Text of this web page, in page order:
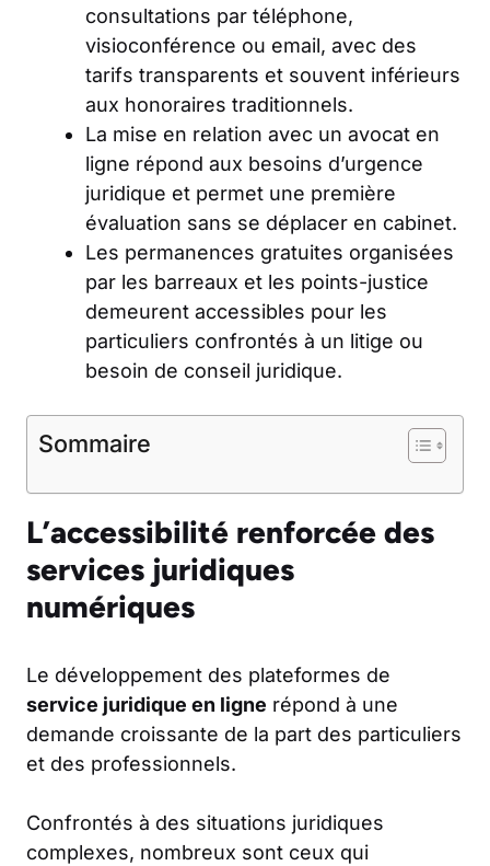
consultations par téléphone,
visioconférence ou email, avec des
tarifs transparents et souvent inférieurs
aux honoraires traditionnels.
La mise en relation avec un avocat en
ligne répond aux besoins d’urgence
juridique et permet une première
évaluation sans se déplacer en cabinet.
Les permanences gratuites organisées
par les barreaux et les points-justice
demeurent accessibles pour les
particuliers confrontés à un litige ou
besoin de conseil juridique.
Sommaire
L’accessibilité renforcée des
services juridiques
numériques
Le développement des plateformes de
service juridique en ligne répond à une
demande croissante de la part des particuliers
et des professionnels.
Confrontés à des situations juridiques
complexes, nombreux sont ceux qui